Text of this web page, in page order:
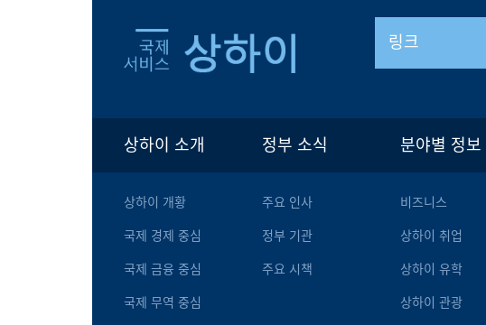
링크
상하이 소개
상하이 개황
국제 경제 중심
국제 금융 중심
국제 무역 중심
정부 소식
주요 인사
정부 기관
주요 시책
분야별 정보
비즈니스
상하이 취업
상하이 유학
상하이 관광